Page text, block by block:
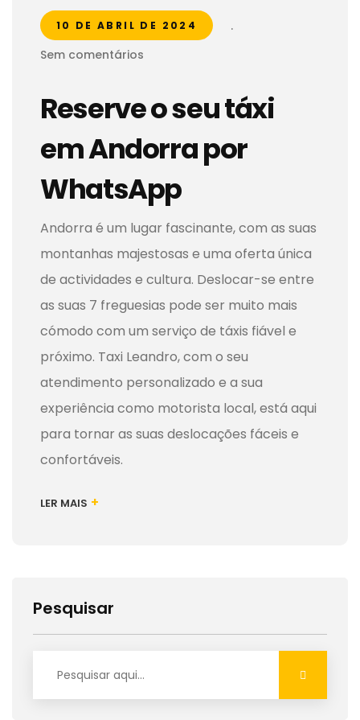
Pesquisar
10 DE ABRIL DE 2024
.
Sem comentários
Reserve o seu táxi
em Andorra por
WhatsApp
Andorra é um lugar fascinante, com as suas
montanhas majestosas e uma oferta única
de actividades e cultura. Deslocar-se entre
as suas 7 freguesias pode ser muito mais
cómodo com um serviço de táxis fiável e
próximo. Taxi Leandro, com o seu
atendimento personalizado e a sua
experiência como motorista local, está aqui
para tornar as suas deslocações fáceis e
confortáveis.
LER MAIS +